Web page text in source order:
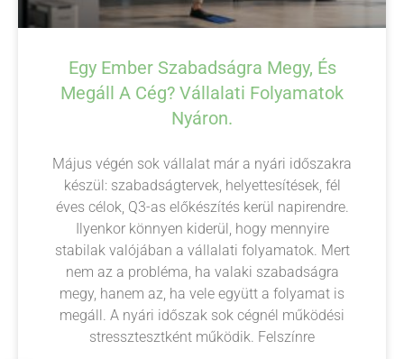
Egy Ember Szabadságra Megy, És
Megáll A Cég? Vállalati Folyamatok
Nyáron.
Május végén sok vállalat már a nyári időszakra
készül: szabadságtervek, helyettesítések, fél
éves célok, Q3-as előkészítés kerül napirendre.
Ilyenkor könnyen kiderül, hogy mennyire
stabilak valójában a vállalati folyamatok. Mert
nem az a probléma, ha valaki szabadságra
megy, hanem az, ha vele együtt a folyamat is
megáll. A nyári időszak sok cégnél működési
stressztesztként működik. Felszínre